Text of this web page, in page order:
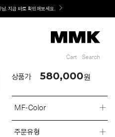
Shop Coupon (총 60만원) 지급
. 지금 바로 확인해보세요.
Cart Search
상품가 580,000원
MF-Color
주문유형